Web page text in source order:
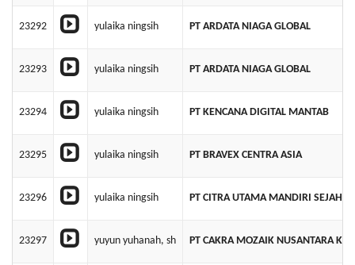
23292 yulaika ningsih PT ARDATA NIAGA GLOBAL
23293 yulaika ningsih PT ARDATA NIAGA GLOBAL
23294 yulaika ningsih PT KENCANA DIGITAL MANTAB
23295 yulaika ningsih PT BRAVEX CENTRA ASIA
23296 yulaika ningsih PT CITRA UTAMA MANDIRI
23297 yuyun yuhanah, sh PT CAKRA MOZAIK NUSANTARA